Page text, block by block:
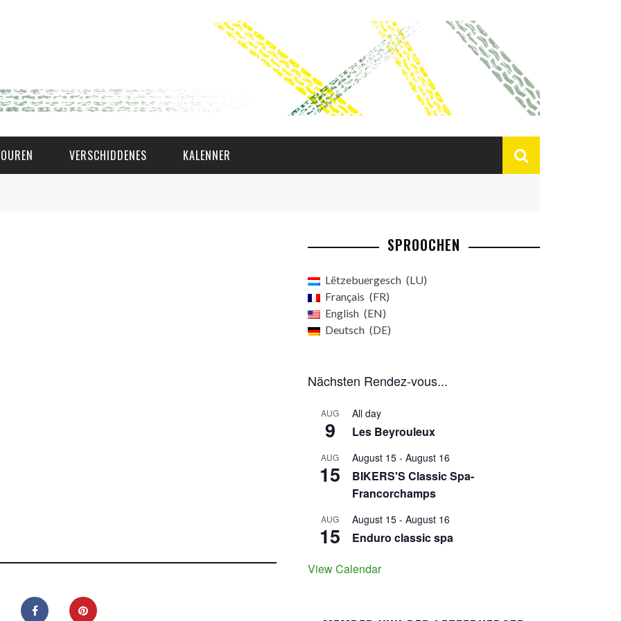
VERSCHIDDENES KALENNER
SPROOCHEN
Lëtzebuergesch
LU
Français
FR
English
EN
Deutsch
DE
Nächsten Rendez-vous...
AUG
9
All day
Les Beyrouleux
AUG
15
August 15 - August 16
BIKERS'S Classic Spa-
Francorchamps
AUG
15
August 15 - August 16
Enduro classic spa
View Calendar